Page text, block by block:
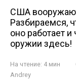
США
Разбираемся,
оно работает
оружии здесь!
На чтение: 4 мин
Andrey